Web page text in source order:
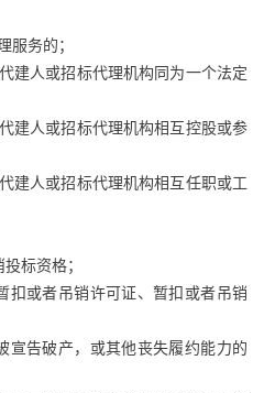
服务的；
建人或招标代理机构同为一个法定
建人或招标代理机构相互控股或参
建人或招标代理机构相互任职或工
标资格；
扣或者吊销许可证、暂扣或者吊销
宣告破产，或其他丧失履约能力的